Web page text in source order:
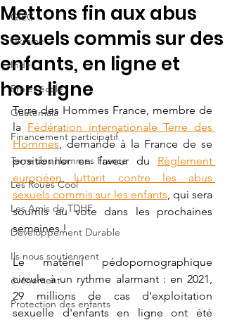
GIEC
Ukraine
Inde
Projet école
Guatemala
Financement participatif
Terre des Hommes France
Les Roues Cool
Les Amis de TDHF
Développement Durable
Ils nous soutiennent
événement
Protection des enfants
Mettons fin aux abus
sexuels commis sur des
enfants, en ligne et
hors ligne
Terre des Hommes France, membre de
la Fédération internationale Terre des
Hommes, demande à la France de se
positionner en faveur du Règlement
européen luttant contre les abus
sexuels commis sur les enfants, qui sera
soumis au vote dans les prochaines
semaines !
Le matériel pédopornographique
circule à un rythme alarmant : en 2021,
29 millions de cas d'exploitation
sexuelle d'enfants en ligne ont été